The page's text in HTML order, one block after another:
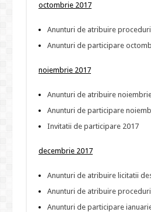
octombrie 2017
Anunturi de atribuire
Anunturi de participare
noiembrie 2017
Anunturi de atribuire
Anunturi de participare
Invitatii de participare 2017
decembrie 2017
Anunturi de atribuire licitatii
Anunturi de atribuire
Anunturi de participare